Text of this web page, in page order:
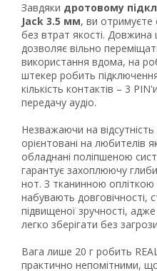
974
90
19
63
Завдяки дротовому
Jack 3.5 мм, ви отримуєте
без втрат якості.
дозволяє вільно
використання вдома, на
штекер робить
кількість контактів – 3
передачу аудіо.
Незважаючи на
орієнтовані на любителів
обладнані поліпшеною
гарантує захоплюючу
нот. З тканинною
набувають довговічності,
підвищеної зручності,
легко зберігати без
Вага лише 20 г робить
практично непомітними,